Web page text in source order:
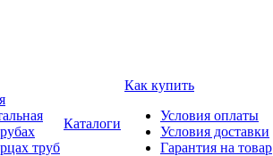
труб
Каталоги
Как купить
Условия оплаты
Условия доставки
Гарантия на товар